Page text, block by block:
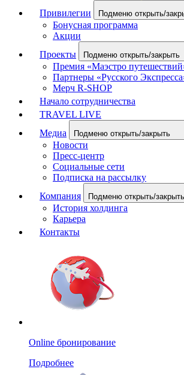
Привилегии
Подменю открыть/
Бонусная программа
Акции
Проекты
Подменю открыть/закрыть
Премия «Маэстро
Партнеры «Русского
Мерч R-SHOP
Начало сотрудничества
TRAVEL LIVE
Медиа
Подменю открыть/закрыть
Новости
Пресс-центр
Социальные сети
Подписка на рассылку
Компания
Подменю открыть/закрыть
История холдинга
Карьера
Контакты
Online бронирование
Подробнее